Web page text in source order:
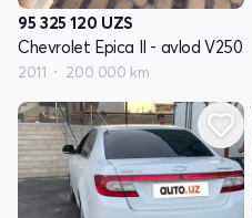
95 325 120 UZS
Chevrolet Epica II - avlod V250
2011 200 000 km